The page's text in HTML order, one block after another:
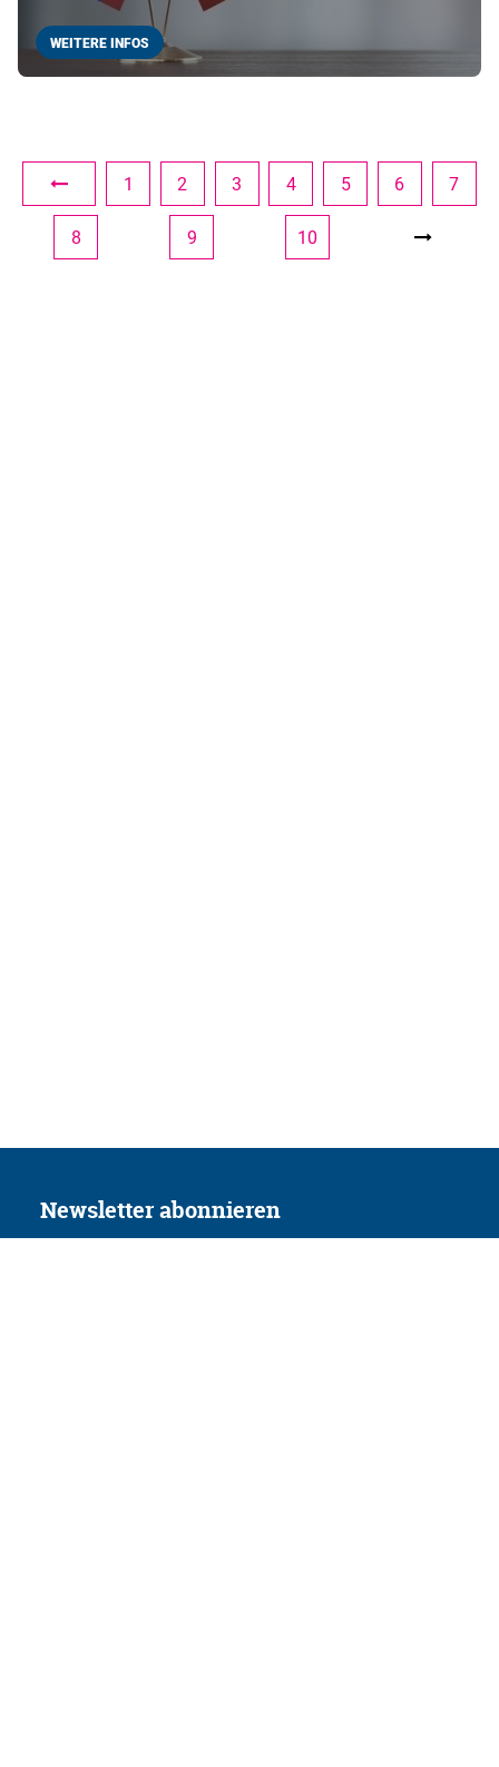
WEITERE INFOS
1 2 3 4 5 6 7
8 9 10
Newsletter abonnieren